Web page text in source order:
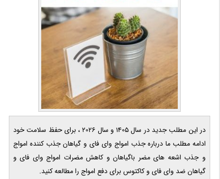
در این مطلب جدید در سال 1405 و سال 2026 ، برای حفظ سلامت خود
ادامه مطلب ما درباره جذب امواج وای فای و گیاهان جذب کننده امواج
و جذب اشعه های مضر باگیاهان و کاهش مضرات امواج وای فای و
گیاهان ضد وای فای و کاکتوس برای دفع امواج را مطالعه کنید.